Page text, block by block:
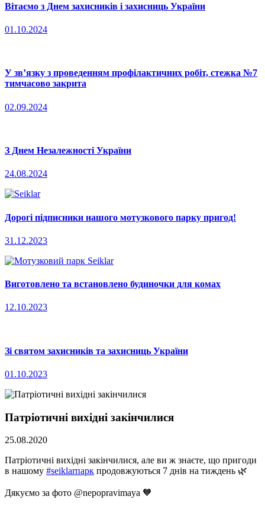
Вітаємо з Днем захисників і захисниць України
01.10.2024
У зв’язку з проведенням профілактичних робіт, стежка №7
тимчасово закрита
02.09.2024
З Днем Незалежності України
24.08.2024
Дорогі підписники нашого мотузкового парку пригод!
31.12.2023
Виготовлено та встановлено будиночки для комах
12.10.2023
Зі святом захисників та захисниць України
01.10.2023
Патріотичні вихідні закінчилися
25.08.2020
Патріотичні вихідні закінчилися, але ви ж знаєте, що пригоди
в нашому #seiklarпарк продовжуються 7 днів на тиждень 🌿
Дякуємо за фото @nepopravimaya 🧡